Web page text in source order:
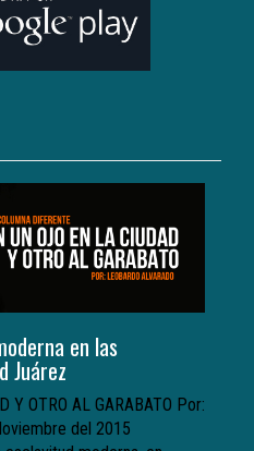
en las
Juárez
Y OTRO AL GARABATO Por:
del 2015